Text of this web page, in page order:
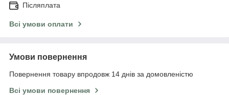
Післяплата
Всі умови оплати
Умови повернення
Повернення товару впродовж 14 днів за домовленістю
Всі умови повернення